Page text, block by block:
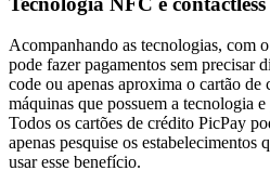
Acompanhando as tecnologias, com
pode fazer pagamentos sem precisar
code ou apenas aproxima o cartão
máquinas que possuem a tecnologia
Todos os cartões de crédito PicPay
apenas pesquise os estabelecimentos
usar esse benefício.